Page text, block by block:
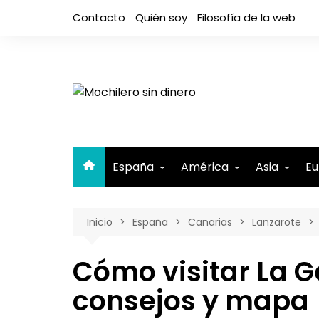
Contacto Quién soy Filosofía de la web
España
Aragón
Canarias
El Hierro
Lanzarote
Cantabria
América
Belice
Brasil
Canadá
Asia
Filipinas
Indonesia
Israel y
Inicio España Canarias Lanzarote
Cómo visitar La
consejos y mapa